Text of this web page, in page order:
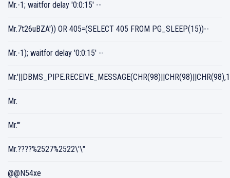
Mr.-1; waitfor delay '0:0:15' --
Mr.7t26uBZA')) OR 405=(SELECT 405 FROM PG_SLEEP(15))--
Mr.-1); waitfor delay '0:0:15' --
Mr.
Mr.'"
Mr.????%2527%2522\'\"
@@N54xe